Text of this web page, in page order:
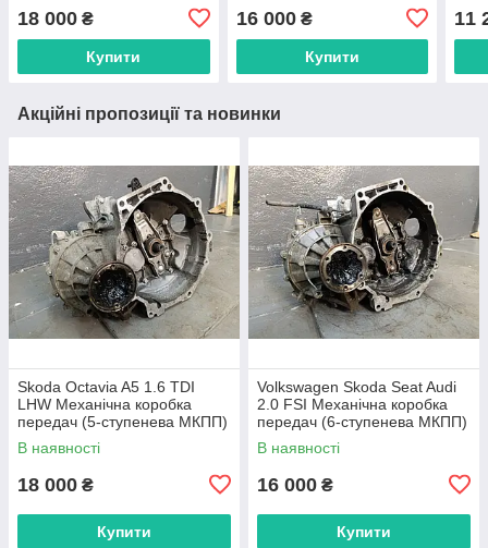
18 000 ₴
Купити
16 000₴
Купити
11
Акційні пропозиції та новинки
Skoda Octavia A5 1.6 TDI
LHW Механічна коробка
передач (5-ступенева МКПП)
В наявності
18 000 ₴
Купити
Volkswagen Skoda Seat Audi
2.0 FSI Механічна коробка
передач (6-ступенева МКПП)
GXV
В наявності
16 000 ₴
Купити